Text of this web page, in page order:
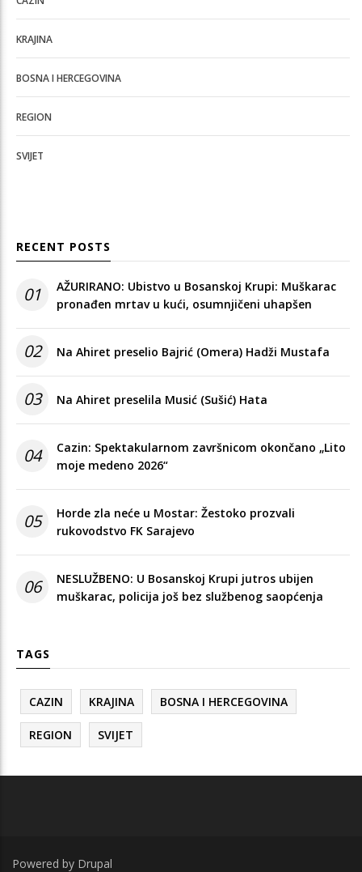
KRAJINA
BOSNA I HERCEGOVINA
REGION
SVIJET
RECENT POSTS
01
AŽURIRANO: Ubistvo u Bosanskoj Krupi: Muškarac
pronađen mrtav u kući, osumnjičeni uhapšen
02 Na Ahiret preselio Bajrić (Omera) Hadži Mustafa
03 Na Ahiret preselila Musić (Sušić) Hata
04
Cazin: Spektakularnom završnicom okončano „Lito
moje medeno 2026“
05
Horde zla neće u Mostar: Žestoko prozvali
rukovodstvo FK Sarajevo
06
NESLUŽBENO: U Bosanskoj Krupi jutros ubijen
muškarac, policija još bez službenog saopćenja
TAGS
CAZIN KRAJINA BOSNA I HERCEGOVINA
REGION SVIJET
Powered by Drupal